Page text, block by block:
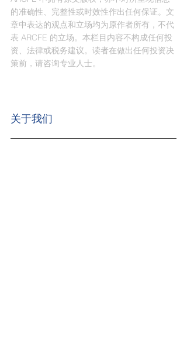
的准确性、完整性或时效性作出任何保证。文
章中表达的观点和立场均为原作者所有，不代
表 ARCFE 的立场。本栏目内容不构成任何投
资、法律或税务建议。读者在做出任何投资决
策前，请咨询专业人士。
关于我们